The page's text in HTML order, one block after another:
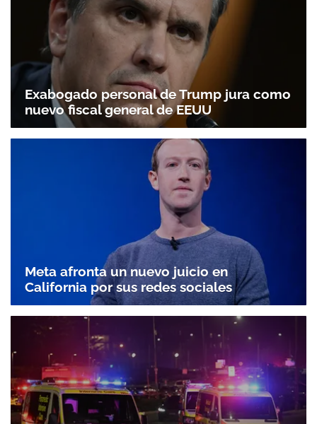
Exabogado personal de Trump jura como
nuevo fiscal general de EEUU
Meta afronta un nuevo juicio en
California por sus redes sociales